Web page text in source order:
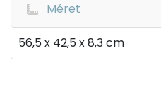
Méret
56,5 x 42,5 x 8,3 cm